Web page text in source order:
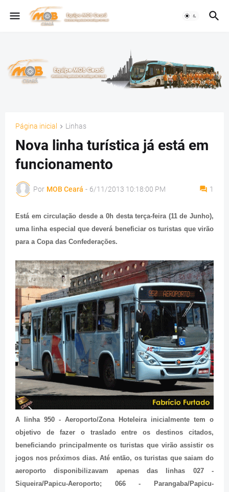
Página inicial Linhas
Nova linha turística já está em
funcionamento
Por MOB Ceará - 6/11/2013 10:18:00 PM 1
Está em circulação desde a 0h desta terça-feira (11 de Junho),
uma linha especial que deverá beneficiar os turistas que virão
para a Copa das Confederações.
A linha 950 - Aeroporto/Zona Hoteleira inicialmente tem o
objetivo de fazer o traslado entre os destinos citados,
beneficiando principalmente os turistas que virão assistir os
jogos nos próximos dias. Até então, os turistas que saiam do
aeroporto disponibilizavam apenas das linhas 027 -
Siqueira/Papicu-Aeroporto; 066 - Parangaba/Papicu-